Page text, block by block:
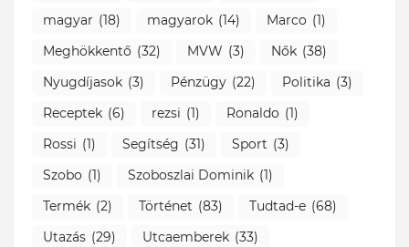
magyar (18) magyarok (14) Marco (1)
Meghökkentő (32) MVW (3) Nők (38)
Nyugdíjasok (3) Pénzügy (22) Politika (3)
Receptek (6) rezsi (1) Ronaldo (1)
Rossi (1) Segítség (31) Sport (3)
Szobo (1) Szoboszlai Dominik (1)
Termék (2) Történet (83) Tudtad-e (68)
Utazás (29) Utcaemberek (33)